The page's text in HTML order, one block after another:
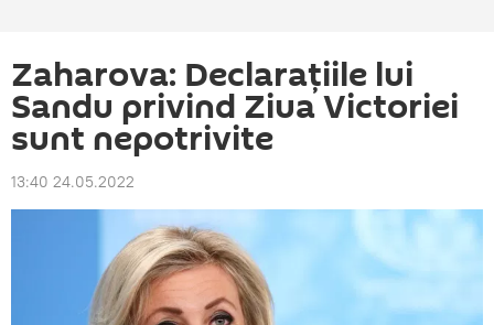
Zaharova: Declarațiile lui
Sandu privind Ziua Victoriei
sunt nepotrivite
13:40 24.05.2022